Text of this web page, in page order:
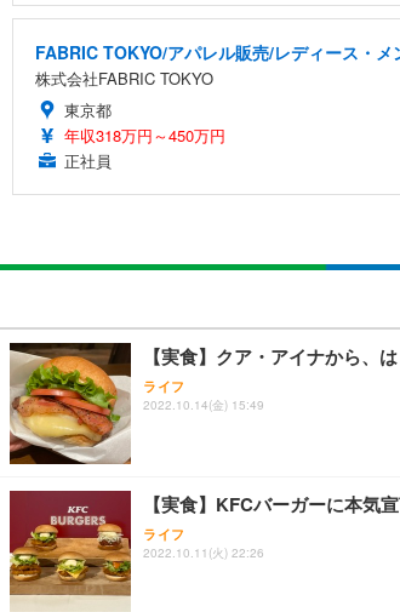
FABRIC TOKYO/アパレル販売/レディース・メ
株式会社FABRIC TOKYO
東京都
年収318万円～450万円
正社員
【実食】クア・アイナから、
ライフ
2022.10.14(金) 15:49
【実食】KFCバーガーに本気
ライフ
2022.10.11(火) 22:26